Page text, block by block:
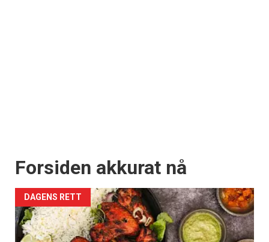
Forsiden akkurat nå
DAGENS RETT